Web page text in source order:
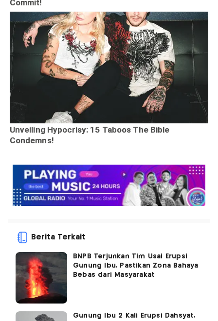
Berita Terkait
BNPB Terjunkan Tim Usai Erupsi
Gunung Ibu, Pastikan Zona Bahaya
Bebas dari Masyarakat
Gunung Ibu 2 Kali Erupsi Dahsyat,